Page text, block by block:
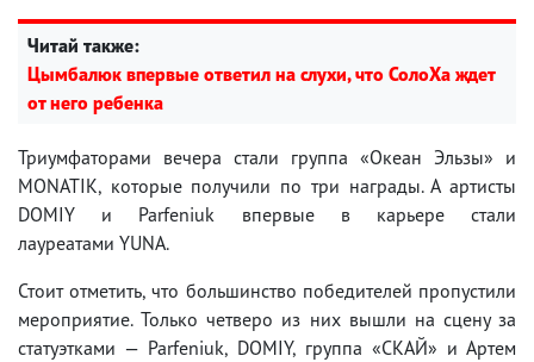
Читай также:
Цымбалюк впервые ответил на слухи, что СолоХа ждет
от него ребенка
Триумфаторами вечера стали группа «Океан Эльзы» и
MONATIK, которые получили по три награды. А артисты
DOMIY и Parfeniuk впервые в карьере стали
лауреатами YUNA.
Стоит отметить, что большинство победителей пропустили
мероприятие. Только четверо из них вышли на сцену за
статуэтками — Parfeniuk, DOMIY, группа «СКАЙ» и Артем